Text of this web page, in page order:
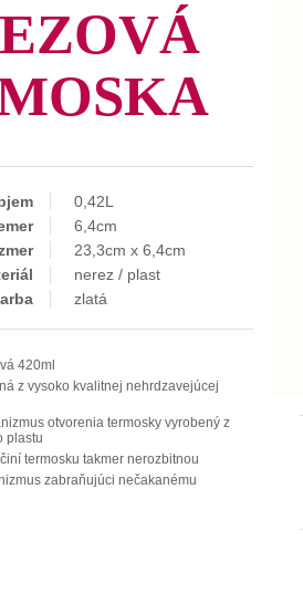
0,42L
6,4cm
23,3cm x 6,4cm
nerez / plast
zlatá
420ml
z vysoko kvalitnej nehrdzavejúcej
otvorenia termosky vyrobený z
plastu
termosku takmer nerozbitnou
zabraňujúci nečakanému